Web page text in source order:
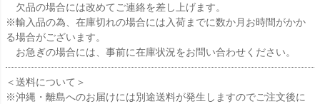
欠品の場合には改めてご連絡を差し上げます。
※輸入品の為、在庫切れの場合には入荷までに数か月お時間がかか
る場合がございます。
お急ぎの場合には、事前に在庫状況をお問い合わせください。
＜送料について＞
※沖縄・離島へのお届けには別途送料が発生しますのでご注文後に